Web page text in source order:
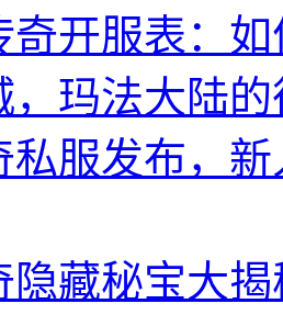
奇开服表：
，玛法大陆
私服发布，
隐藏秘宝大